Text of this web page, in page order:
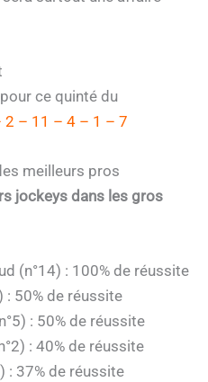
ce quinté du
2 – 11 – 4 – 1 – 7
meilleurs pros
jockeys dans les gros
(n°14) : 100% de réussite
: 50% de réussite
: 50% de réussite
: 40% de réussite
: 37% de réussite